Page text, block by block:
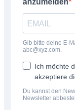
anzumelden
Gib bitte deine E-
abc@xyz.com.
Ich möchte
akzeptiere
Du kannst den
Newsletter